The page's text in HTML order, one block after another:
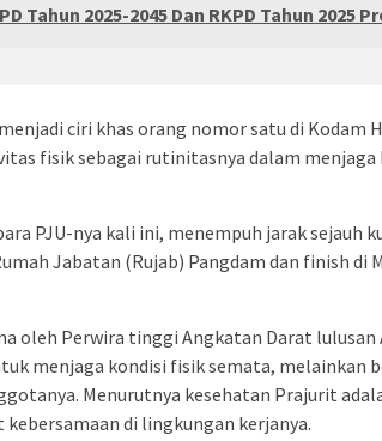
Tahun 2025-2045 Dan RKPD Tahun 2025
ciri khas orang nomor satu di Kodam
fisik sebagai rutinitasnya dalam
PJU-nya kali ini, menempuh jarak sejauh
Jabatan (Rujab) Pangdam dan finish di
oleh Perwira tinggi Angkatan Darat lulusan
menjaga kondisi fisik semata, melainkan
Menurutnya kesehatan Prajurit
di lingkungan kerjanya.